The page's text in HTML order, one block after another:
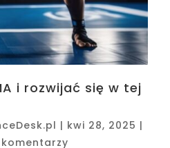
i rozwijać się w tej
| kwi 28, 2025 |